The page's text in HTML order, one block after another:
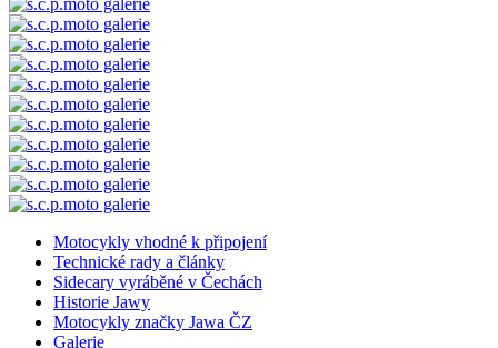
Motocykly vhodné k připojení
Technické rady a články
Sidecary vyráběné v Čechách
Historie Jawy
Motocykly značky Jawa ČZ
Galerie